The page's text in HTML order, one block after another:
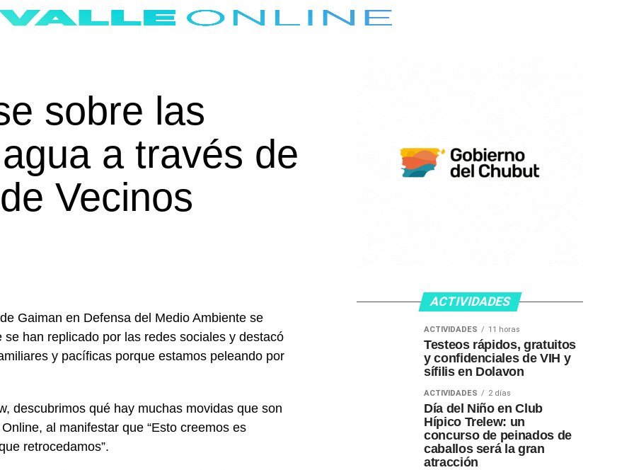
sobre las
a través de
Vecinos
Gaiman en Defensa del Medio Ambiente se
se han replicado por las redes sociales y destacó
y pacíficas porque estamos peleando por
descubrimos qué hay muchas movidas que son
al manifestar que “Esto creemos es
retrocedamos”.
ACTIVIDADES
ACTIVIDADES 11 horas
Testeos rápidos, gratuitos
y confidenciales de VIH y
sífilis en Dolavon
ACTIVIDADES 2 días
Día del Niño en Club
Hípico Trelew: un
concurso de peinados de
caballos será la gran
atracción